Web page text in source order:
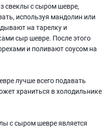
свеклы с сыром шевре,
используя мандолин или
на тарелку и
сыр шевре. После этого
и поливают соусом на
лучше всего подавать
храниться в холодильнике
с сыром шевре является